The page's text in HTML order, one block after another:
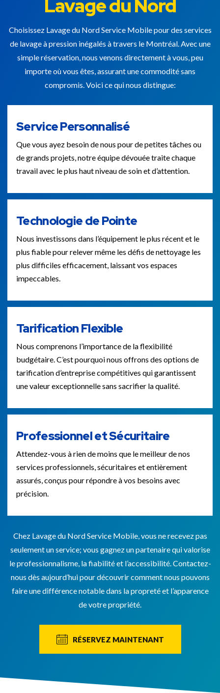
Lavage du Nord
Choisissez Lavage du Nord Service Mobile pour des services
de lavage à pression inégalés à travers le Montréal. Avec une
simple réservation, nous venons directement à vous, peu
importe où vous êtes, assurant une commodité sans
compromis. Voici ce qui nous distingue:
Service Personnalisé
Que vous ayez besoin de nous pour de petites tâches ou
de grands projets, notre équipe dévouée traite chaque
travail avec le plus haut niveau de soin et d’attention.
Technologie de Pointe
Nous investissons dans l’équipement le plus récent et le
plus fiable pour relever même les défis de nettoyage les
plus difficiles efficacement, laissant vos espaces
impeccables.
Tarification Flexible
Nous comprenons l’importance de la flexibilité
budgétaire. C’est pourquoi nous offrons des options de
tarification d’entreprise compétitives qui garantissent
une valeur exceptionnelle sans sacrifier la qualité.
Professionnel et Sécuritaire
Attendez-vous à rien de moins que le meilleur de nos
services professionnels, sécuritaires et entièrement
assurés, conçus pour répondre à vos besoins avec
précision.
Chez Lavage du Nord Service Mobile, vous ne recevez pas
seulement un service; vous gagnez un partenaire qui valorise
le professionnalisme, la fiabilité et l’accessibilité. Contactez-
nous dès aujourd’hui pour découvrir comment nous pouvons
faire une différence notable dans la propreté et l’apparence
de votre propriété.
RÉSERVEZ MAINTENANT